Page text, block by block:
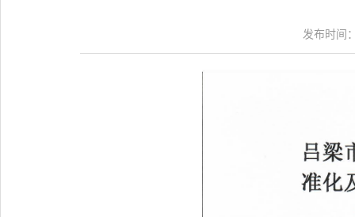
发布时间